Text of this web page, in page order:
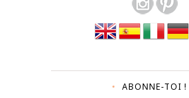
ABONNE-TOI !